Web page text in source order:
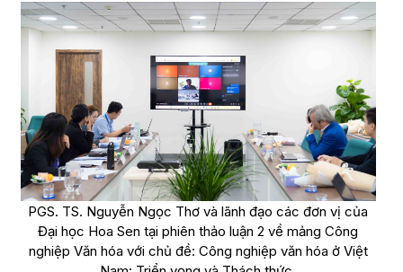
PGS. TS. Nguyễn Ngọc Thơ và lãnh đạo các đơn vị của
Đại học Hoa Sen tại phiên thảo luận 2 về mảng Công
nghiệp Văn hóa với chủ đề: Công nghiệp văn hóa ở Việt